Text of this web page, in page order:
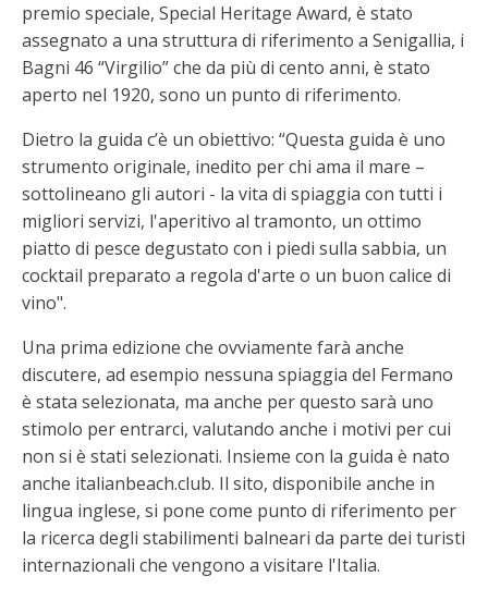
premio speciale, Special Heritage Award, è stato
assegnato a una struttura di riferimento a Senigallia, i
Bagni 46 “Virgilio” che da più di cento anni, è stato
aperto nel 1920, sono un punto di riferimento.
Dietro la guida c’è un obiettivo: “Questa guida è uno
strumento originale, inedito per chi ama il mare –
sottolineano gli autori - la vita di spiaggia con tutti i
migliori servizi, l'aperitivo al tramonto, un ottimo
piatto di pesce degustato con i piedi sulla sabbia, un
cocktail preparato a regola d'arte o un buon calice di
vino".
Una prima edizione che ovviamente farà anche
discutere, ad esempio nessuna spiaggia del Fermano
è stata selezionata, ma anche per questo sarà uno
stimolo per entrarci, valutando anche i motivi per cui
non si è stati selezionati. Insieme con la guida è nato
anche italianbeach.club. Il sito, disponibile anche in
lingua inglese, si pone come punto di riferimento per
la ricerca degli stabilimenti balneari da parte dei turisti
internazionali che vengono a visitare l'Italia.